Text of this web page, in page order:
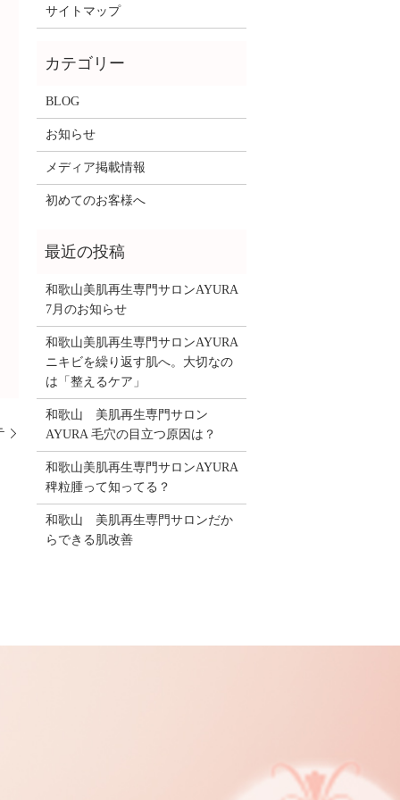
サイトマップ
BLOG
お知らせ
メディア掲載情報
初めてのお客様へ
和歌山美肌再生専門サロンAYURA
7月のお知らせ
和歌山美肌再生専門サロンAYURA
ニキビを繰り返す肌へ。大切なの
は「整えるケア」
和歌山 美肌再生専門サロン
AYURA 毛穴の目立つ原因は？
和歌山美肌再生専門サロンAYURA
稗粒腫って知ってる？
和歌山 美肌再生専門サロンだか
らできる肌改善